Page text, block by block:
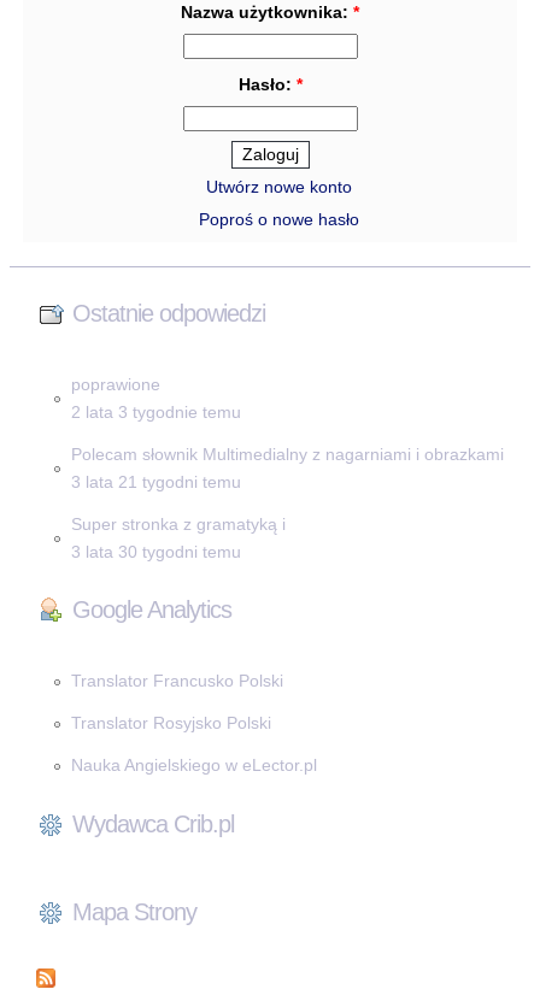
Nazwa użytkownika: *
Hasło: *
Utwórz nowe konto
Poproś o nowe hasło
Ostatnie odpowiedzi
poprawione
2 lata 3 tygodnie temu
Polecam słownik Multimedialny z nagarniami i obrazkami
3 lata 21 tygodni temu
Super stronka z gramatyką i
3 lata 30 tygodni temu
Google Analytics
Translator Francusko Polski
Translator Rosyjsko Polski
Nauka Angielskiego w eLector.pl
Wydawca Crib.pl
Mapa Strony